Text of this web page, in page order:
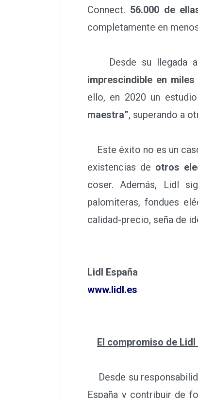
Connect. 56.000 de
completamente en
Desde su llegada
imprescindible en
ello, en 2020 un
maestra”, superando a
Este éxito no es un
existencias de otros
coser. Además, Lidl
palomiteras, fondues
calidad-precio, seña de
Lidl España
www.lidl.es
El compromiso de Lidl
Desde su
España y contribuir de